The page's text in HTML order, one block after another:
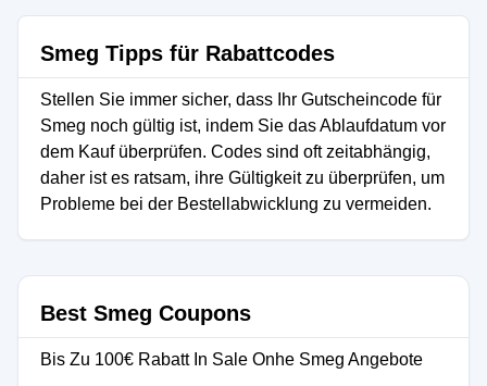
Smeg Tipps für Rabattcodes
Stellen Sie immer sicher, dass Ihr Gutscheincode für
Smeg noch gültig ist, indem Sie das Ablaufdatum vor
dem Kauf überprüfen. Codes sind oft zeitabhängig,
daher ist es ratsam, ihre Gültigkeit zu überprüfen, um
Probleme bei der Bestellabwicklung zu vermeiden.
Best Smeg Coupons
Bis Zu 100€ Rabatt In Sale Onhe Smeg Angebote